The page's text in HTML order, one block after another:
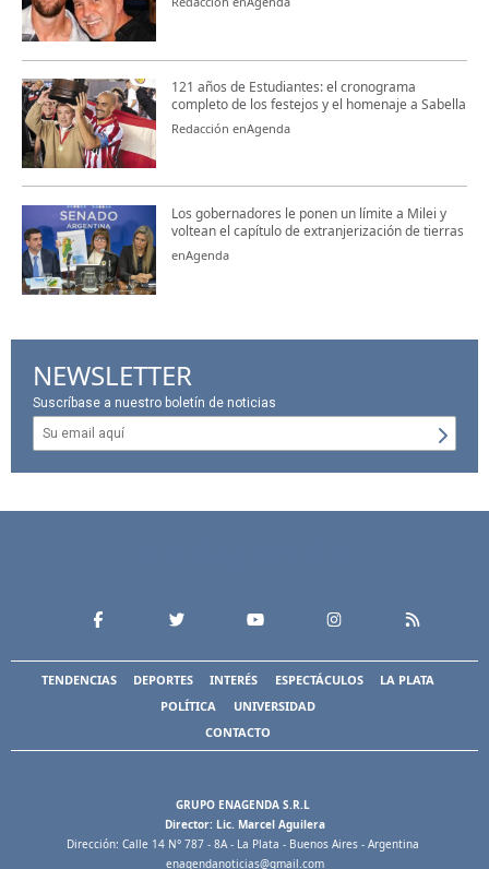
121 años de Estudiantes: el cronograma
completo de los festejos y el homenaje a Sabella
Redacción enAgenda
Los gobernadores le ponen un límite a Milei y
voltean el capítulo de extranjerización de tierras
enAgenda
NEWSLETTER
Suscríbase a nuestro boletín de noticias
TENDENCIAS DEPORTES INTERÉS ESPECTÁCULOS
LA PLATA
POLÍTICA
UNIVERSIDAD
CONTACTO
GRUPO ENAGENDA S.R.L
Director: Lic. Marcel Aguilera
Dirección: Calle 14 N° 787 - 8A - La Plata - Buenos Aires - Argentina
enagendanoticias@gmail.com